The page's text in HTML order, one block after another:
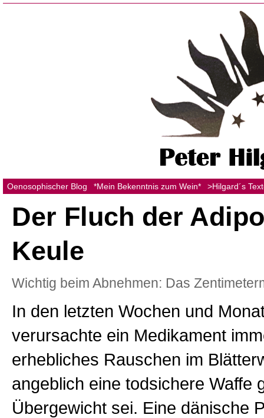
Oenosophischer Blog *Mein Bekenntnis zum Wein* >Hilgard´s
Der Fluch der
Keule
Wichtig beim Abnehmen: Das
In den letzten Wochen und
verursachte ein Medikament
erhebliches Rauschen im
angeblich eine todsichere Waffe
Übergewicht sei. Eine dänische